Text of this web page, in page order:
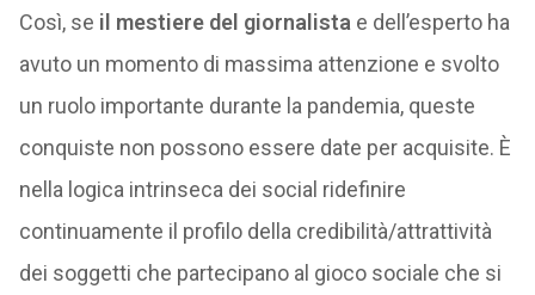
Così, se il mestiere del giornalista e dell’esperto ha
avuto un momento di massima attenzione e svolto
un ruolo importante durante la pandemia, queste
conquiste non possono essere date per acquisite. È
nella logica intrinseca dei social ridefinire
continuamente il profilo della credibilità/attrattività
dei soggetti che partecipano al gioco sociale che si